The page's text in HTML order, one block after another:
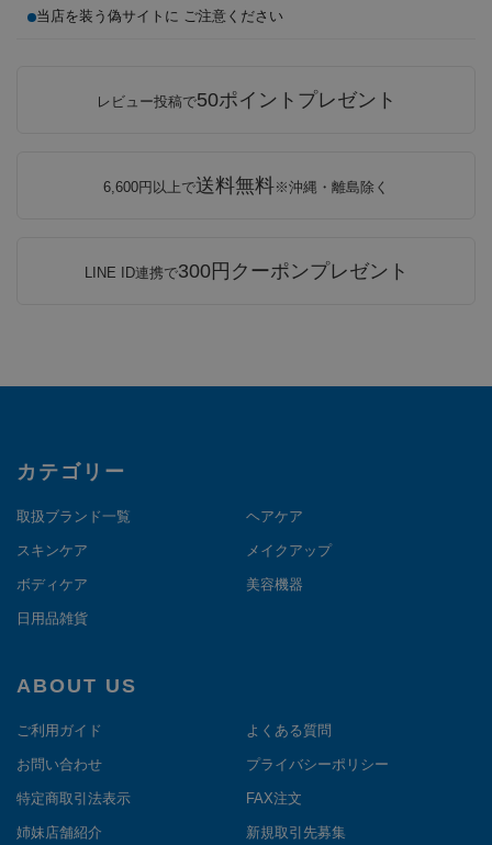
当店を装う偽サイトに ご注意ください
レビュー投稿で50ポイントプレゼント
6,600円以上で送料無料※沖縄・離島除く
LINE ID連携で300円クーポンプレゼント
カテゴリー
取扱ブランド一覧 ヘアケア
スキンケア メイクアップ
ボディケア 美容機器
日用品雑貨
ABOUT US
ご利用ガイド よくある質問
お問い合わせ プライバシーポリシー
特定商取引法表示 FAX注文
姉妹店舗紹介 新規取引先募集